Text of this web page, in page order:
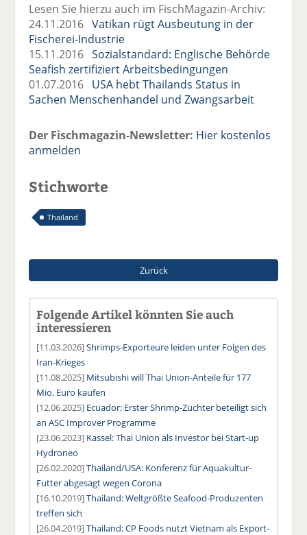
Lesen Sie hierzu auch im FischMagazin-Archiv:
24.11.2016 Vatikan rügt Ausbeutung in der
Fischerei-Industrie
15.11.2016Sozialstandard: Englische Behörde
Seafish zertifiziert Arbeitsbedingungen
01.07.2016 USA hebt Thailands Status in
Sachen Menschenhandel und Zwangsarbeit
Der Fischmagazin-Newsletter: Hier kostenlos
anmelden
Stichworte
Thailand
Zurück
Folgende Artikel könnten Sie auch
interessieren
[11.03.2026]Shrimps-Exporteure leiden unter Folgen des
Iran-Krieges
[11.08.2025] Mitsubishi will Thai Union-Anteile für 177
Mio. Euro kaufen
[12.06.2025] Ecuador: Erster Shrimp-Züchter beteiligt sich
an ASC Improver Programme
[23.06.2023] Kassel: Thai Union als Investor bei Start-up
Hydroneo
[26.02.2020]Thailand/USA: Konferenz für Aquakultur-
Futter abgesagt wegen Corona
[16.10.2019]Thailand: Weltgrößte Seafood-Produzenten
treffen sich
[26.04.2019]Thailand: CP Foods nutzt Vietnam als Export-